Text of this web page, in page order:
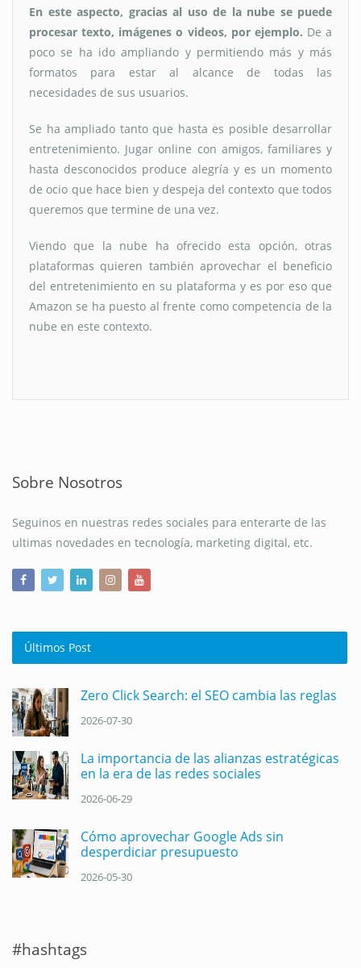
En este aspecto, gracias al uso de la nube se puede
procesar texto, imágenes o videos, por ejemplo. De a
poco se ha ido ampliando y permitiendo más y más
formatos para estar al alcance de todas las
necesidades de sus usuarios.
Se ha ampliado tanto que hasta es posible desarrollar
entretenimiento. Jugar online con amigos, familiares y
hasta desconocidos produce alegría y es un momento
de ocio que hace bien y despeja del contexto que todos
queremos que termine de una vez.
Viendo que la nube ha ofrecido esta opción, otras
plataformas quieren también aprovechar el beneficio
del entretenimiento en su plataforma y es por eso que
Amazon se ha puesto al frente como competencia de la
nube en este contexto.
Sobre Nosotros
Seguinos en nuestras redes sociales para enterarte de las
ultimas novedades en tecnología, marketing digital, etc.
Últimos Post
Zero Click Search: el SEO cambia las reglas
2026-07-30
La importancia de las alianzas estratégicas
en la era de las redes sociales
2026-06-29
Cómo aprovechar Google Ads sin
desperdiciar presupuesto
2026-05-30
#hashtags